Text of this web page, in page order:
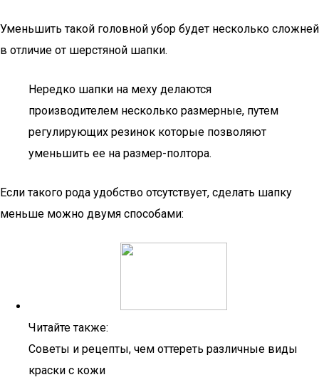
Уменьшить такой головной убор будет несколько сложней
в отличие от шерстяной шапки.
Нередко шапки на меху делаются
производителем несколько размерные, путем
регулирующих резинок которые позволяют
уменьшить ее на размер-полтора.
Если такого рода удобство отсутствует, сделать шапку
меньше можно двумя способами:
Читайте также:
Советы и рецепты, чем оттереть различные виды
краски с кожи